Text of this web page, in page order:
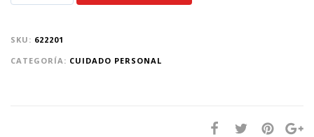
SKU: 622201
CATEGORÍA: CUIDADO PERSONAL